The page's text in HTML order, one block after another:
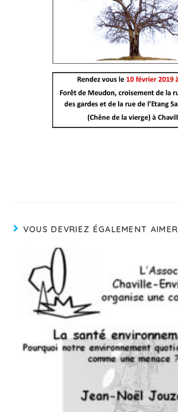
VOUS DEVRIEZ ÉGALEMENT AIMER